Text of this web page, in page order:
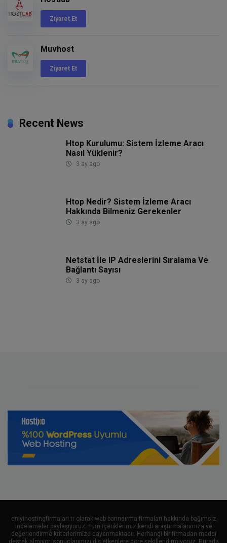
Ziyaret Et
Muvhost
Ziyaret Et
Recent News
Htop Kurulumu: Sistem İzleme Aracı
Nasıl Yüklenir?
3 ay ago
Htop Nedir? Sistem İzleme Aracı
Hakkında Bilmeniz Gerekenler
3 ay ago
Netstat İle IP Adreslerini Sıralama Ve
Bağlantı Sayısı
3 ay ago
eniyihostingfirmalari.tr olarak web barındırma firmaları hakkında bağımsız
incelemeler paylaşıyoruz. Tüm içeriklerimiz kendi araştırmalarımıza ve
değerlendirme kriterlerimize dayanmaktadır. Herhangi bir firmadan maddi
destek almıyor, sonuçlarımızı dış etkenlere göre şekillendirmiyoruz. Burada